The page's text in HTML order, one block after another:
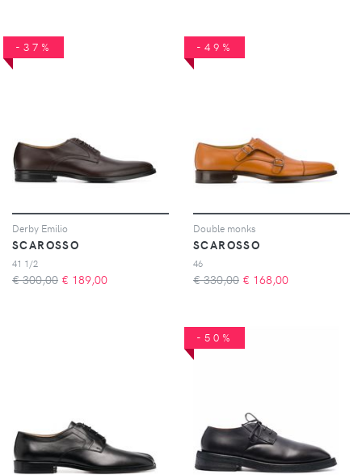
-37%
Derby Emilio
SCAROSSO
41 1/2
€ 300,00 € 189,00
-49%
Double monks
SCAROSSO
46
€ 330,00 € 168,00
-50%